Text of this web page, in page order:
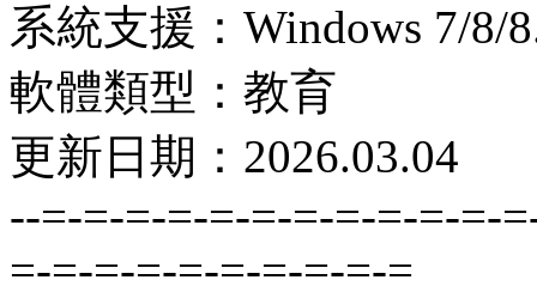
系統支援：Windows 7/8/
軟體類型：教育
更新日期：2026.03.04
--=-=-=-=-=-=-=-=-=-=-=-
=-=-=-=-=-=-=-=-=-=